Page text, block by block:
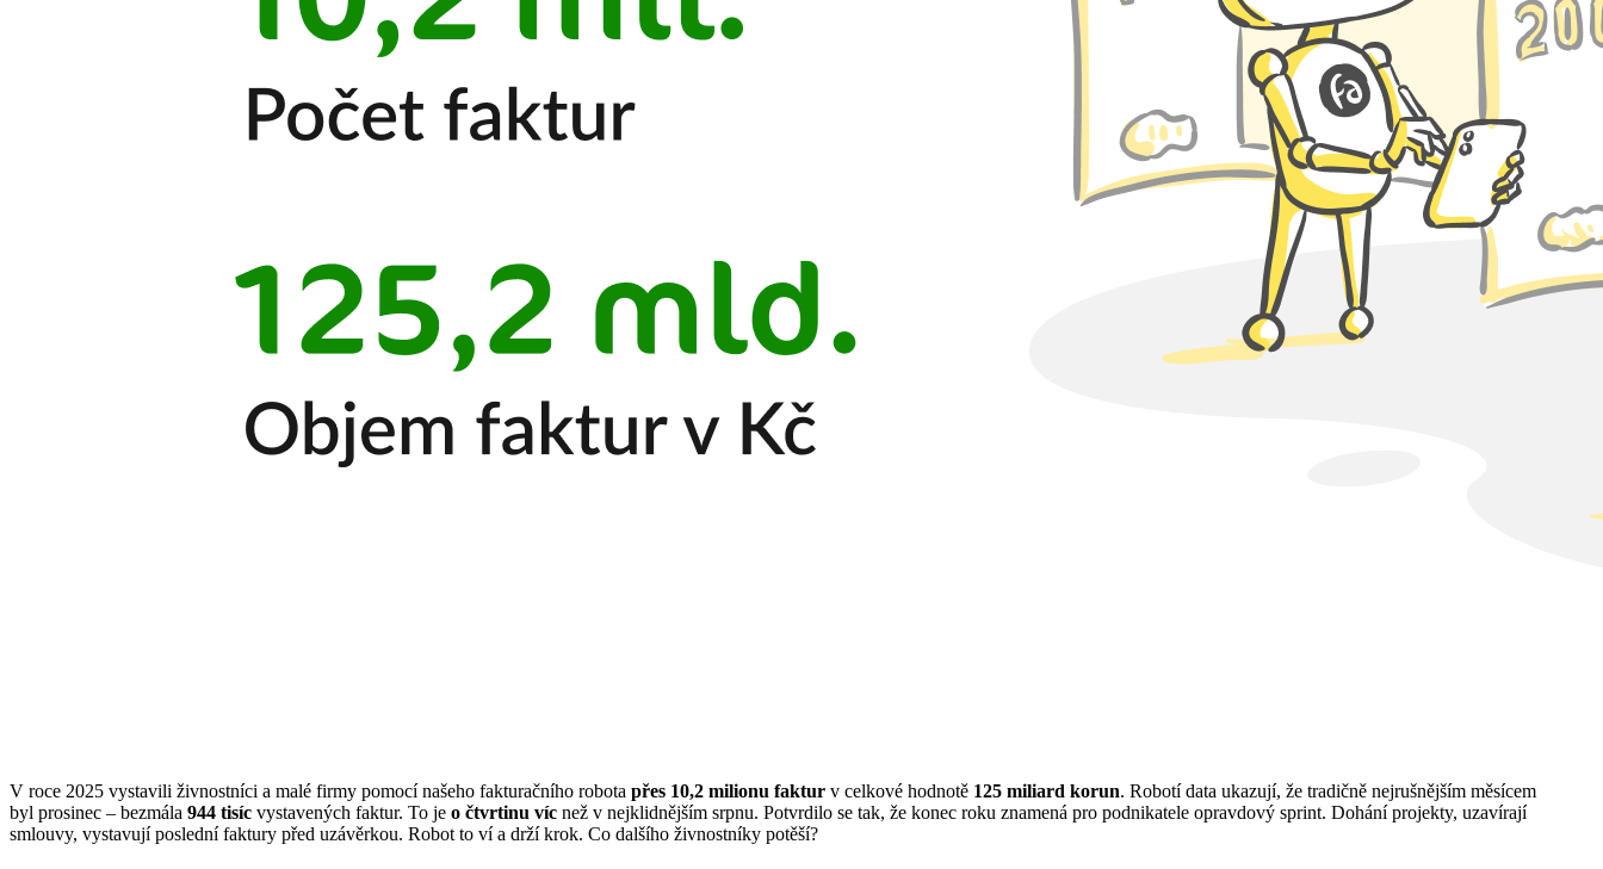
V roce 2025 vystavili živnostníci a malé firmy pomocí našeho fakturačního robota přes 10,2 milionu faktur v celkové hodnotě 125 miliard korun. Robotí data ukazují, že tradičně nejrušnějším měsícem
byl prosinec – bezmála 944 tisíc vystavených faktur. To je o čtvrtinu víc než v nejklidnějším srpnu. Potvrdilo se tak, že konec roku znamená pro podnikatele opravdový sprint. Dohání projekty, uzavírají
smlouvy, vystavují poslední faktury před uzávěrkou. Robot to ví a drží krok. Co dalšího živnostníky potěší?